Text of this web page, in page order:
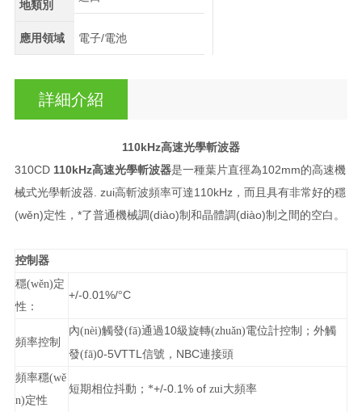
地類別
應用領域 電子/電池
詳細介紹
110kHz高速光學斬波器
310CD 110kHz高速光學斬波器是一種葉片直徑為102mm的高速機
械式光學斬波器. zui高斬波頻率可達110kHz，而且具有非常好的穩
(wěn)定性，*了普通機械調(diào)制和晶體調(diào)制之間的空白。
控制器
穩(wěn)定
性：
+/-0.01%/°C
頻率控制
內(nèi)觸發(fā)通過10級旋轉(zhuǎn)電位計控制；外觸
發(fā)0-5VTTL 信號， NBC連接頭
頻率穩(wě
n)定性
短期相位抖動；*+/-0.1% of zui大頻率